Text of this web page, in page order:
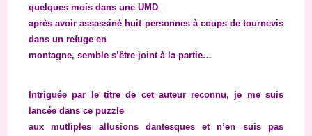
quelques mois dans une UMD
après avoir assassiné huit personnes à coups de tournevis
dans un refuge en
montagne, semble s’être joint à la partie…
Intriguée par le titre de cet auteur reconnu, je me suis
lancée dans ce puzzle
aux mutliples allusions dantesques et n’en suis pas